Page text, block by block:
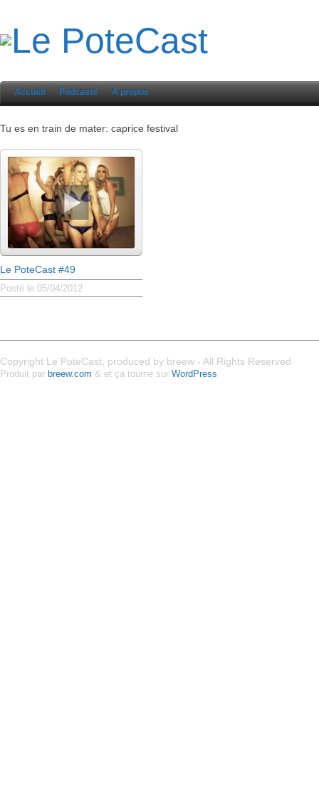
Accueil Podcasts À propos
Tu es en train de mater: caprice festival
Le PoteCast #49
Posté le 05/04/2012
Copyright Le PoteCast, produced by breew - All Rights Reserved
Produit par breew.com & et ça tourne sur WordPress